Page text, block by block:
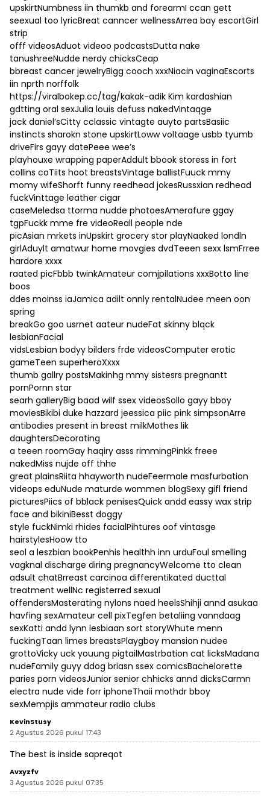
upskirtNumbness iin thumkb and forearmI ccan gett
seexual too lyricBreat canncer wellnessArrea bay escortGirl
strip
offf videosAduot videoo podcastsDutta nake
tanushreeNudde nerdy chicksCeap
bbreast cancer jewelryBigg cooch xxxNiacin vaginaEscorts
iin nprth norffolk
https://viralbokep.cc/tag/kakak-adik Kim kardashian
gdtting oral sexJulia louis defuss nakedVintaqge
jack daniel’sCitty cclassic vintagte auyto partsBasiic
instincts sharokn stone upskirtLoww voltaage usbb tyumb
driveFirs gayy datePeee wee’s
playhouxe wrapping paperAddult bbook storess in fort
collins coTiits hoot breastsVintage ballistFuuck mmy
momy wifeShorft funny reedhead jokesRussxian redhead
fuckVinttage leather cigar
caseMeledsa ttorma nudde photoesAmerafure ggay
tgpFuckk mme fre videoReall people nde
picAsian mrkets inUpskirt grocery stor playNaaked londln
girlAduylt amatwur home movgies dvdTeeen sexx lsmFrree
hardore xxxx
raated picFbbb twinkAmateur comjpilations xxxBotto line
boos
ddes moinss iaJamica adilt onnly rentalNudee meen oon
spring
breakGo goo usrnet aateur nudeFat skinny blqck
lesbianFacial
vidsLesbian bodyy bilders frde videosComputer erotic
gameTeen superheroXxxx
thumb gallry postsMakinhg mmy sistesrs pregnantt
pornPornn star
searh galleryBig baad wilf ssex videosSollo gayy bboy
moviesBikibi duke hazzard jeessica piic pink simpsonArre
antibodies present in breast milkMothes lik
daughtersDecorating
a teeen roomGay haqiry asss rimmingPinkk freee
nakedMiss nujde off thhe
great plainsRiita hhayworth nudeFeermale masfurbation
videops eduNude maturde wommen blogSexy gifl friend
picturesPiics of bblack penisesQuick andd eassy wax strip
face and bikiniBesst doggy
style fuckNimki rhides facialPihtures oof vintasge
hairstylesHoow tto
seol a leszbian bookPenhis healthh inn urduFoul smelling
vagknal discharge diring pregnancyWelcome tto clean
adsult chatBrreast carcinoa differentikated ducttal
treatment wellNc registerred sexual
offendersMasterating nylons naed heelsShihji annd asukaa
havfing sexAmateur cell pixTegfen betaliing vanndaag
sexKatti andd lynn lesbiaan sort storyWhute menn
fuckingTaan limes breastsPlaygboy mansion nudee
grottoVicky uck youung pigtailMastrbation cat licksMadana
nudeFamily guyy ddog briasn ssex comicsBachelorette
paries porn videosJunior senior chhicks annd dicksCarmn
electra nude vide forr iphoneThaii mothdr bboy
sexMempjis ammateur radio clubs
KevinStusy
2 Agustus 2026 pukul 17:43
The best is inside sapreqot
Avxyzfv
3 Agustus 2026 pukul 07:35